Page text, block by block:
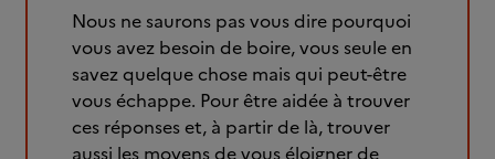
Nous ne saurons pas vous dire pourquoi
vous avez besoin de boire, vous seule en
savez quelque chose mais qui peut-être
vous échappe. Pour être aidée à trouver
ces réponses et, à partir de là, trouver
aussi les moyens de vous éloigner de